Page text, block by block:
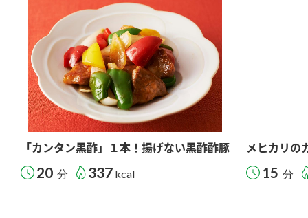
「カンタン黒酢」１本！揚げない黒酢酢豚
20 分 337 kcal
メヒカリの
15 分